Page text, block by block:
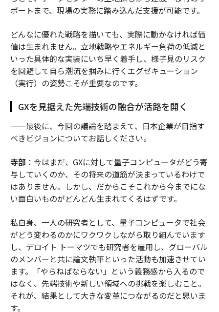
ポートまで、現場の実務に踏み込んだ支援が可能です。
どんなに優れた戦略を描いても、実際に動かなければ価
値は生まれません。立地戦略やエネルギー負荷の低減と
いった具体的な実装にいち早く着手し、様子見のリスク
を回避して自ら潮流を掴みに行くエグゼキューション
（実行）の姿勢こそが重要なのです。
GXを見据えた先端技術の融合が活路を開く
——最後に、今回の議論を踏まえて、日本企業が目指す
べきビジョンについてお話しください。
寺部 ：今はまだ、GXに対して量子コンピュータがどう寄
与していくのか、その将来の道筋が決まっているわけで
はありません。しかし、だからこそこれから今までにな
い面白いものがどんどん生まれてくるはずです。
私自身、一人の研究者として、量子コンピュータで社会
がどう変わるのかにワクワクしながら取り組んでいます
し、デロイト トーマツでも研究者を雇用し、グローバル
のメンバーと共に論文執筆といった活動も加速させてい
ます。「やらねばならない」という義務感から入るので
はなく、先端技術や新しい領域への挑戦を楽しむこと。
それが、結果として大きな変革につながるのだと思いま
す。